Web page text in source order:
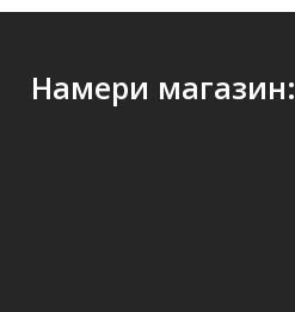
Намери магазин: